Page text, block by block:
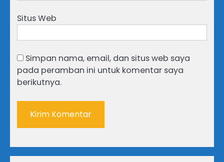
Situs Web
Simpan nama, email, dan situs web saya
pada peramban ini untuk komentar saya
berikutnya.